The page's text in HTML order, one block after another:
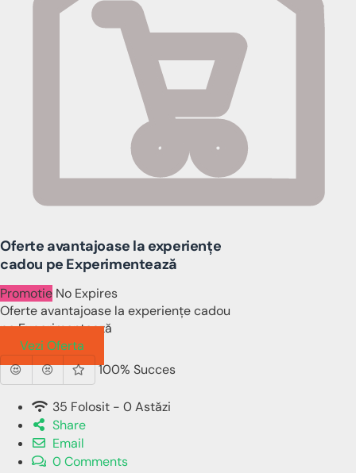
Oferte avantajoase la experiențe
cadou pe Experimentează
Promotie No Expires
Oferte avantajoase la experiențe cadou
pe Experimentează
Vezi Oferta
100% Succes
35 Folosit - 0 Astăzi
Share
Email
0 Comments